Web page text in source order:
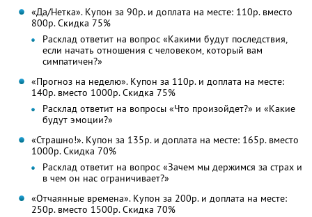
«Да/Нетка». Купон за 90р. и доплата на месте: 110р. вместо
800р. Скидка 75%
Расклад ответит на вопрос «Какими будут последствия,
если начать отношения с человеком, который вам
симпатичен?»
«Прогноз на неделю». Купон за 110р. и доплата на месте:
140р. вместо 1000р. Скидка 75%
Расклад ответит на вопросы «Что произойдет?» и «Какие
будут эмоции?»
«Страшно!». Купон за 135р. и доплата на месте: 165р. вместо
1000р. Скидка 70%
Расклад ответит на вопрос «Зачем мы держимся за страх и
в чем он нас ограничивает?»
«Отчаянные времена». Купон за 200р. и доплата на месте:
250р. вместо 1500р. Скидка 70%